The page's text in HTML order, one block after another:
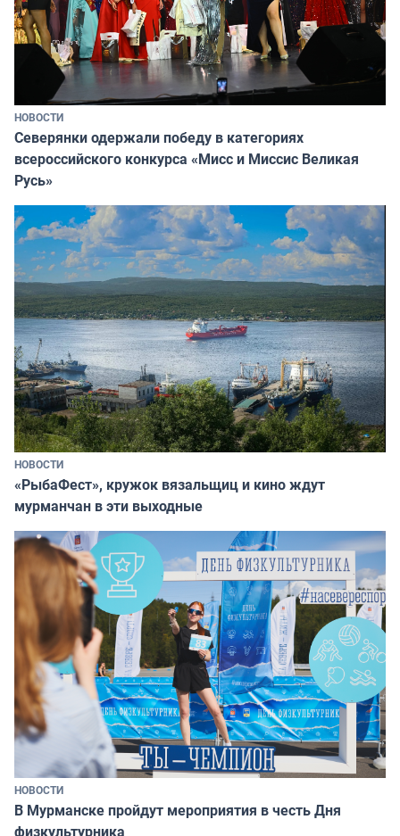
НОВОСТИ
Северянки одержали победу в категориях
всероссийского конкурса «Мисс и Миссис Великая
Русь»
НОВОСТИ
«РыбаФест», кружок вязальщиц и кино ждут
мурманчан в эти выходные
НОВОСТИ
В Мурманске пройдут мероприятия в честь Дня
физкультурника